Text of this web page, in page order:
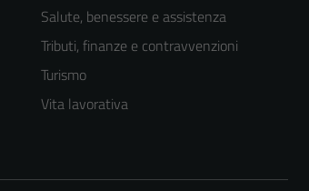
Salute, benessere e assistenza
Tributi, finanze e contravvenzioni
Turismo
Vita lavorativa